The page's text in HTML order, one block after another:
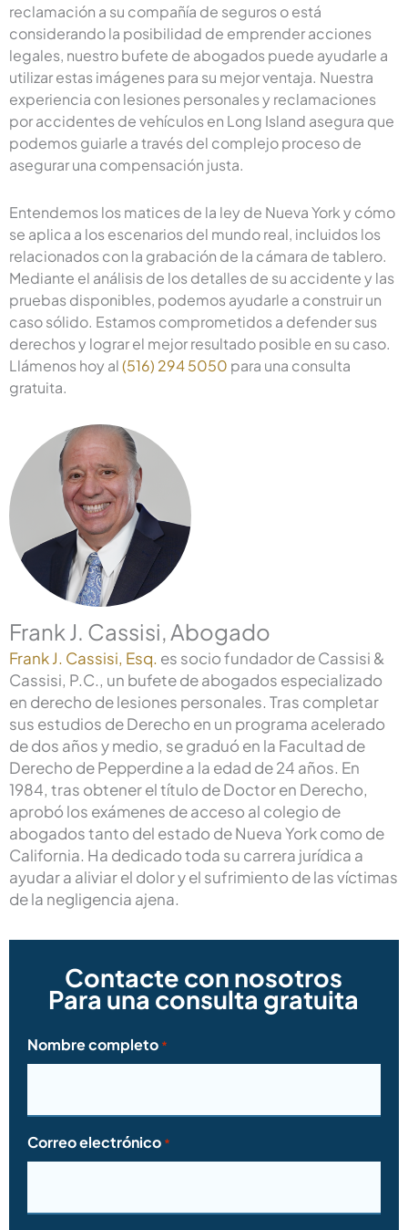
reclamación a su compañía de seguros o está
considerando la posibilidad de emprender acciones
legales, nuestro bufete de abogados puede ayudarle a
utilizar estas imágenes para su mejor ventaja. Nuestra
experiencia con lesiones personales y reclamaciones
por accidentes de vehículos en Long Island asegura que
podemos guiarle a través del complejo proceso de
asegurar una compensación justa.
Entendemos los matices de la ley de Nueva York y cómo
se aplica a los escenarios del mundo real, incluidos los
relacionados con la grabación de la cámara de tablero.
Mediante el análisis de los detalles de su accidente y las
pruebas disponibles, podemos ayudarle a construir un
caso sólido. Estamos comprometidos a defender sus
derechos y lograr el mejor resultado posible en su caso.
Llámenos hoy al(516) 294 5050 para una consulta
gratuita.
Frank J. Cassisi, Abogado
Frank J. Cassisi, Esq. es socio fundador de Cassisi &
Cassisi, P.C., un bufete de abogados especializado
en derecho de lesiones personales. Tras completar
sus estudios de Derecho en un programa acelerado
de dos años y medio, se graduó en la Facultad de
Derecho de Pepperdine a la edad de 24 años. En
1984, tras obtener el título de Doctor en Derecho,
aprobó los exámenes de acceso al colegio de
abogados tanto del estado de Nueva York como de
California. Ha dedicado toda su carrera jurídica a
ayudar a aliviar el dolor y el sufrimiento de las víctimas
de la negligencia ajena.
Contacte con nosotros
Para una consulta gratuita
Nombre completo *
Correo electrónico *